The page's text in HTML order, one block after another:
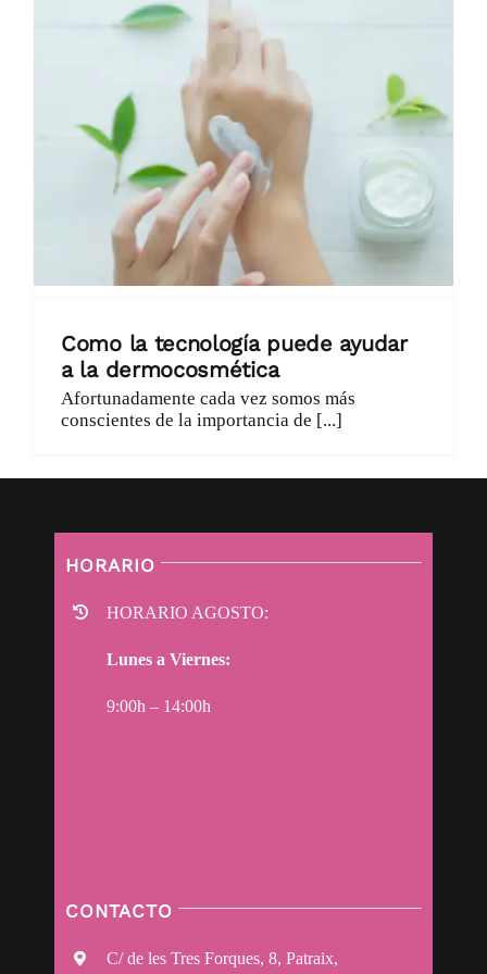
Promociones
Encargo Exprés
Contacto
Como la tecnología puede ayudar
a la dermocosmética
Afortunadamente cada vez somos más
conscientes de la importancia de [...]
HORARIO
HORARIO AGOSTO:
Lunes a Viernes:
9:00h – 14:00h
CONTACTO
C/ de les Tres Forques, 8, Patraix,